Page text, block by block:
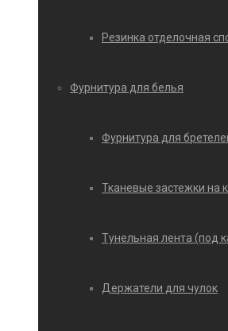
Резинка отделочная
Фурнитура для белья
Фурнитура для
Тканевые застежки на
Тунельная лента (под
Держатели для чулок